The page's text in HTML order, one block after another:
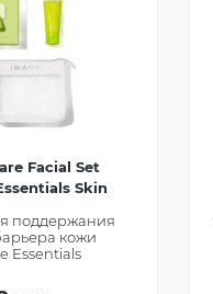
Facial Set
Skin
поддержания
кожи
Essentials